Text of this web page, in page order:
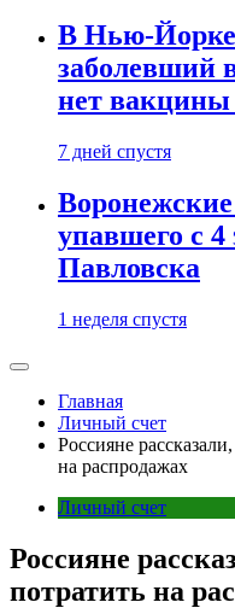
В Нью-
заболевший
нет вакцины
7 дней спустя
упавшего с
Павловска
1 неделя спустя
Главная
Личный счет
Россияне
на распродажах
Личный счет
Россияне
потратить на